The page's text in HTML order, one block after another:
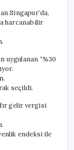
Singapur’da,
harcanabilir
uygulanan “%30
seçildi.
gelir vergisi
endeksi ile